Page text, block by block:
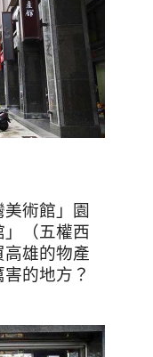
術館」園
」（五權西
高雄的物產
的地方？